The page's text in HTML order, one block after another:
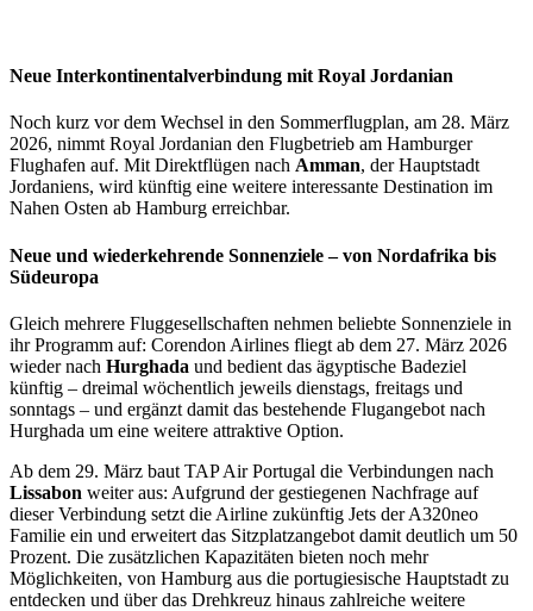
Neue Interkontinentalverbindung mit Royal Jordanian
Noch kurz vor dem Wechsel in den Sommerflugplan, am 28. März
2026, nimmt Royal Jordanian den Flugbetrieb am Hamburger
Flughafen auf. Mit Direktflügen nach Amman, der Hauptstadt
Jordaniens, wird künftig eine weitere interessante Destination im
Nahen Osten ab Hamburg erreichbar.
Neue und wiederkehrende Sonnenziele – von Nordafrika bis
Südeuropa
Gleich mehrere Fluggesellschaften nehmen beliebte Sonnenziele in
ihr Programm auf: Corendon Airlines fliegt ab dem 27. März 2026
wieder nach Hurghada und bedient das ägyptische Badeziel
künftig – dreimal wöchentlich jeweils dienstags, freitags und
sonntags – und ergänzt damit das bestehende Flugangebot nach
Hurghada um eine weitere attraktive Option.
Ab dem 29. März baut TAP Air Portugal die Verbindungen nach
Lissabon weiter aus: Aufgrund der gestiegenen Nachfrage auf
dieser Verbindung setzt die Airline zukünftig Jets der A320neo
Familie ein und erweitert das Sitzplatzangebot damit deutlich um 50
Prozent. Die zusätzlichen Kapazitäten bieten noch mehr
Möglichkeiten, von Hamburg aus die portugiesische Hauptstadt zu
entdecken und über das Drehkreuz hinaus zahlreiche weitere